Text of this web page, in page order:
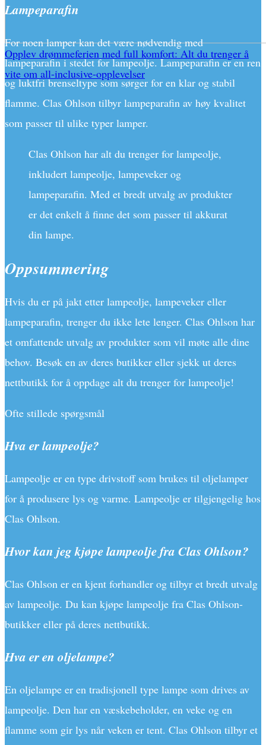
Opplev drømmeferien med full komfort: Alt du trenger å
vite om all-inclusive-opplevelser
Lampeparafin
For noen lamper kan det være nødvendig med
lampeparafin i stedet for lampeolje. Lampeparafin er en ren
og luktfri brenseltype som sørger for en klar og stabil
flamme. Clas Ohlson tilbyr lampeparafin av høy kvalitet
som passer til ulike typer lamper.
Clas Ohlson har alt du trenger for lampeolje,
inkludert lampeolje, lampeveker og
lampeparafin. Med et bredt utvalg av produkter
er det enkelt å finne det som passer til akkurat
din lampe.
Oppsummering
Hvis du er på jakt etter lampeolje, lampeveker eller
lampeparafin, trenger du ikke lete lenger. Clas Ohlson har
et omfattende utvalg av produkter som vil møte alle dine
behov. Besøk en av deres butikker eller sjekk ut deres
nettbutikk for å oppdage alt du trenger for lampeolje!
Ofte stillede spørgsmål
Hva er lampeolje?
Lampeolje er en type drivstoff som brukes til oljelamper
for å produsere lys og varme. Lampeolje er tilgjengelig hos
Clas Ohlson.
Hvor kan jeg kjøpe lampeolje fra Clas Ohlson?
Clas Ohlson er en kjent forhandler og tilbyr et bredt utvalg
av lampeolje. Du kan kjøpe lampeolje fra Clas Ohlson-
butikker eller på deres nettbutikk.
Hva er en oljelampe?
En oljelampe er en tradisjonell type lampe som drives av
lampeolje. Den har en væskebeholder, en veke og en
flamme som gir lys når veken er tent. Clas Ohlson tilbyr et